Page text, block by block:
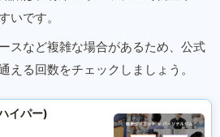
いです。
スなど複雑な場合があるため、公式
える回数をチェックしましょう。
イパー)